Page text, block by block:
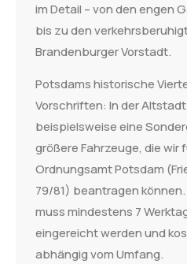
im Detail – von den engen
bis zu den
Brandenburger Vorstadt.
Potsdams historische
Vorschriften: In der
beispielsweise eine
größere Fahrzeuge, die wir
Ordnungsamt Potsdam
79/81) beantragen
muss mindestens 7
eingereicht werden und
abhängig vom Umfang.